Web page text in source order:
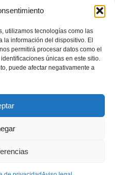
utilizamos tecnologías como las
la información del dispositivo. El
permitirá procesar datos como el
únicas en este sitio.
puede afectar negativamente a
Contacta
del Partido Popular.